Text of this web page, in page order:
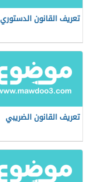
تعريف القانون الدستوري
تعريف القانون الضريبي